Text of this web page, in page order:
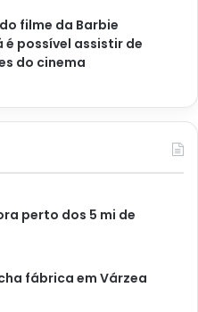
filme da Barbie
é possível assistir de
do cinema
perto dos 5 mi de
fábrica em Várzea